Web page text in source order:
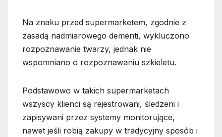
Na znaku przed supermarketem, zgodnie z
zasadą nadmiarowego dementi, wykluczono
rozpoznawanie twarzy, jednak nie
wspomniano o rozpoznawaniu szkieletu.
Podstawowo w takich supermarketach
wszyscy klienci są rejestrowani, śledzeni i
zapisywani przez systemy monitorujące,
nawet jeśli robią zakupy w tradycyjny sposób i